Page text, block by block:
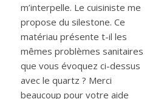
m’interpelle. Le cuisiniste me
propose du silestone. Ce
matériau présente t-il les
mêmes problèmes sanitaires
que vous évoquez ci-dessus
avec le quartz ? Merci
beaucoup pour votre aide